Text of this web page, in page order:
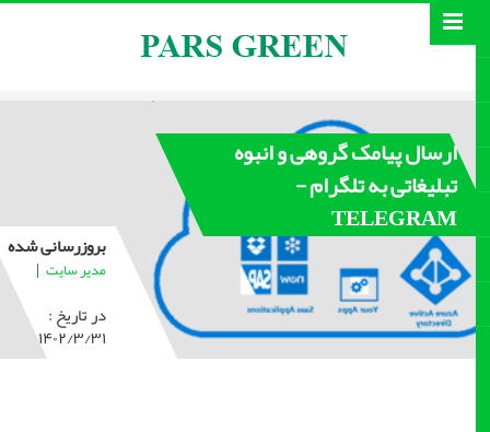
ارسال پیامک گروهی و انبوه
تبلیغاتی به تلگرام -
TELEGRAM
بروزرسانی شده
مدیر سایت |
در تاریخ :
۱۴۰۲/۳/۳۱